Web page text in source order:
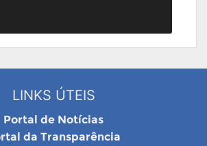
LINKS ÚTEIS
Portal de Notícias
da Transparência